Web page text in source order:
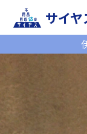
サイヤ